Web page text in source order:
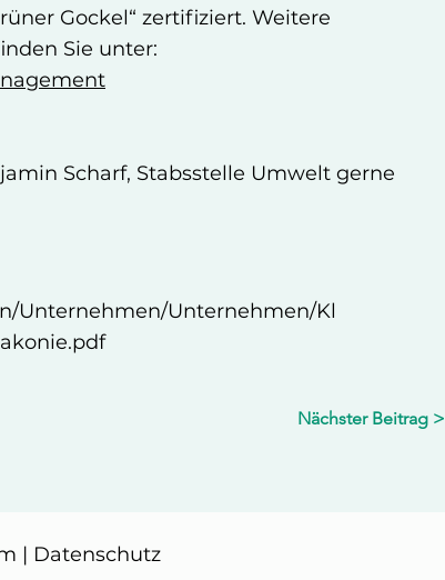
Gockel“ zertifiziert. Weitere
Sie unter:
Scharf, Stabsstelle Umwelt gerne
Unternehmen/Unternehmen/Kl
Nächster Beitrag >
| Datenschutz